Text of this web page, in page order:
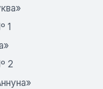
1
2